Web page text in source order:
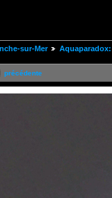
sur-Mer
précédente